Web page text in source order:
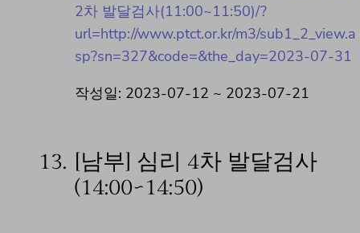
2차 발달검사(11:00~11:50)/?
url=http://www.ptct.or.kr/m3/sub1_2_view.a
sp?sn=327&code=&the_day=2023-07-31
작성일: 2023-07-12 ~ 2023-07-21
13. [남부] 심리 4차 발달검사
(14:00~14:50)